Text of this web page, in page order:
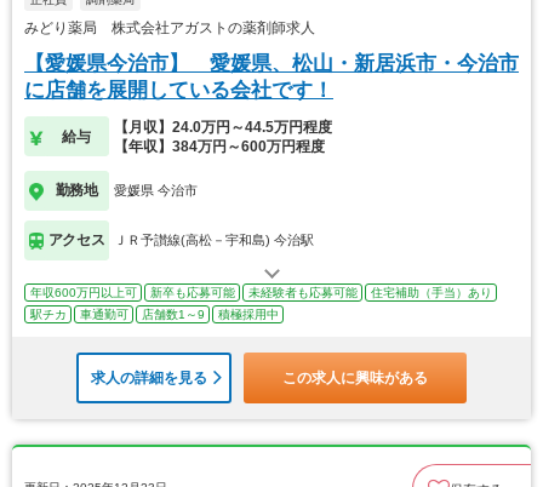
みどり薬局 株式会社アガストの薬剤師求人
【愛媛県今治市】 愛媛県、松山・新居浜市・今治市
に店舗を展開している会社です！
給与
【月収】24.0万円～44.5万円程度
【年収】384万円～600万円程度
勤務地 愛媛県 今治市
アクセス ＪＲ予讃線(高松－宇和島) 今治駅
年収600万円以上可 新卒も応募可能 未経験者も応募可能
住宅補助（手当）あり
駅チカ
車通勤可 店舗数1～9 積極採用中
求人の詳細を見る この求人に興味がある